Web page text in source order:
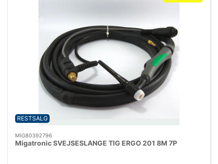
RESTSALG
MIG80392796
Migatronic SVEJSESLANGE TIG ERGO 201 8M 7P